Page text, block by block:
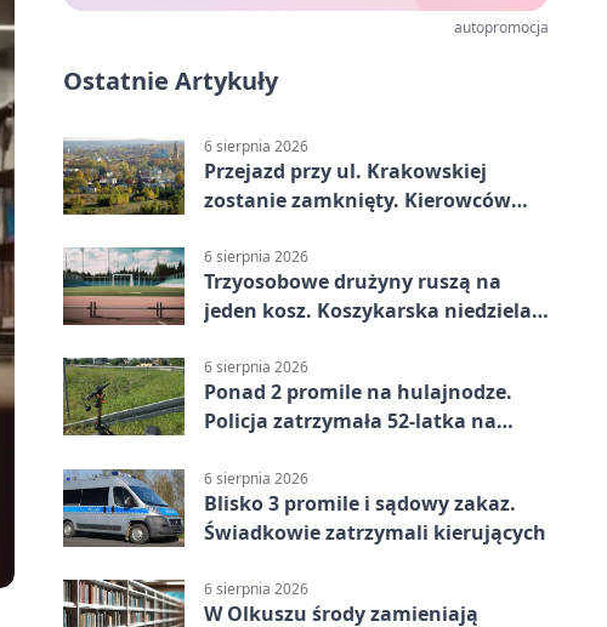
autopromocja
Ostatnie Artykuły
6 sierpnia 2026
Przejazd przy ul. Krakowskiej
zostanie zamknięty. Kierowców
6 sierpnia 2026
Trzyosobowe drużyny ruszą na
jeden kosz. Koszykarska niedziela
6 sierpnia 2026
Ponad 2 promile na hulajnodze.
Policja zatrzymała 52-latka na
6 sierpnia 2026
Blisko 3 promile i sądowy zakaz.
Świadkowie zatrzymali kierujących
6 sierpnia 2026
W Olkuszu środy zamieniają